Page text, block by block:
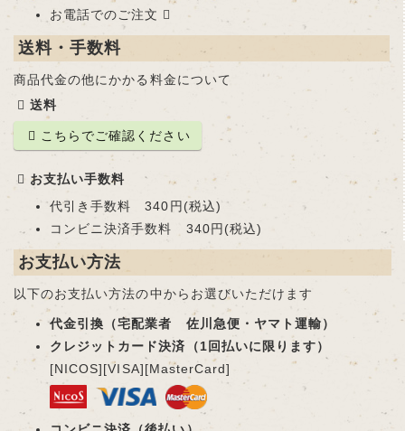
お電話でのご注文
送料・手数料
商品代金の他にかかる料金について
送料
こちらでご確認ください
お支払い手数料
代引き手数料 340円(税込)
コンビニ決済手数料 340円(税込)
お支払い方法
以下のお支払い方法の中からお選びいただけます
代金引換（宅配業者 佐川急便・ヤマト運輸）
クレジットカード決済（1回払いに限ります）
[NICOS][VISA][MasterCard]